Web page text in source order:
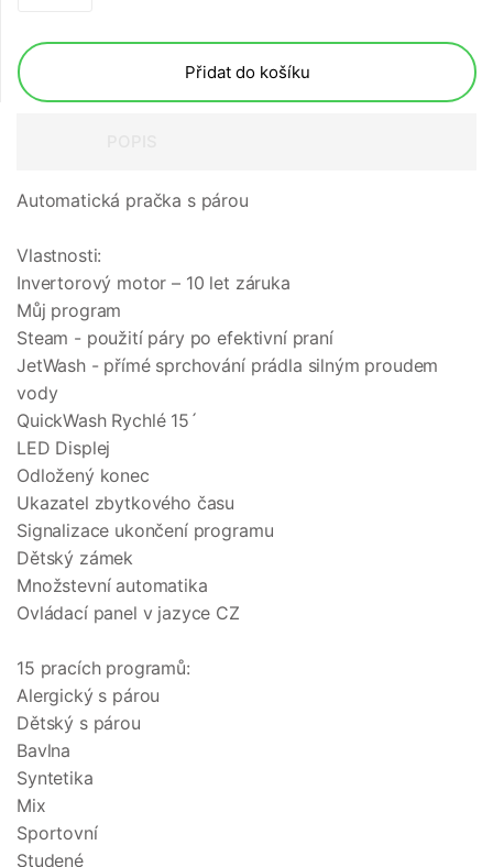
Přidat do košíku
Automatická pračka s párou
Vlastnosti:
Invertorový motor – 10 let záruka
Můj program
Steam - použití páry po efektivní praní
JetWash - přímé sprchování prádla silným proudem
vody
QuickWash Rychlé 15´
LED Displej
Odložený konec
Ukazatel zbytkového času
Signalizace ukončení programu
Dětský zámek
Množstevní automatika
Ovládací panel v jazyce CZ
15 pracích programů:
Alergický s párou
Dětský s párou
Bavlna
Syntetika
Mix
Sportovní
Studené